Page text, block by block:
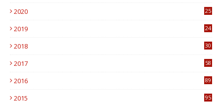
2020
25
2019
24
2018
30
2017
58
2016
89
2015
95